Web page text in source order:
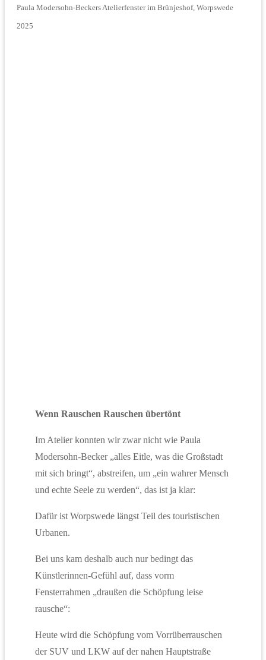
Paula Modersohn-Beckers Atelierfenster im Brünjeshof, Worpswede
2025
Wenn Rauschen Rauschen übertönt
Im Atelier konnten wir zwar nicht wie Paula
Modersohn-Becker „alles Eitle, was die Großstadt
mit sich bringt“, abstreifen, um „ein wahrer Mensch
und echte Seele zu werden“, das ist ja klar:
Dafür ist Worpswede längst Teil des touristischen
Urbanen.
Bei uns kam deshalb auch nur bedingt das
Künstlerinnen-Gefühl auf, dass vorm
Fensterrahmen „draußen die Schöpfung leise
rausche“:
Heute wird die Schöpfung vom Vorrüberrauschen
der SUV und LKW auf der nahen Hauptstraße